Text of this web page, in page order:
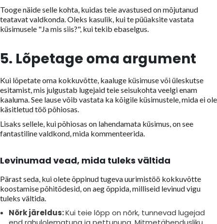
Tooge näide selle kohta, kuidas teie avastused on mõjutanud
teatavat valdkonda. Oleks kasulik, kui te püüaksite vastata
küsimusele "Ja mis siis?", kui tekib ebaselgus.
5. Lõpetage oma argument
Kui lõpetate oma kokkuvõtte, kaaluge küsimuse või üleskutse
esitamist, mis julgustab lugejaid teie seisukohta veelgi enam
kaaluma. See lause võib vastata ka kõigile küsimustele, mida ei ole
käsitletud töö põhiosas.
Lisaks sellele, kui põhiosas on lahendamata küsimus, on see
fantastiline valdkond, mida kommenteerida.
Levinumad vead, mida tuleks vältida
Pärast seda, kui olete õppinud tugeva uurimistöö kokkuvõtte
koostamise põhitõdesid, on aeg õppida, milliseid levinud vigu
tuleks vältida.
Nõrk järeldus:Kui teie lõpp on nõrk, tunnevad lugejad